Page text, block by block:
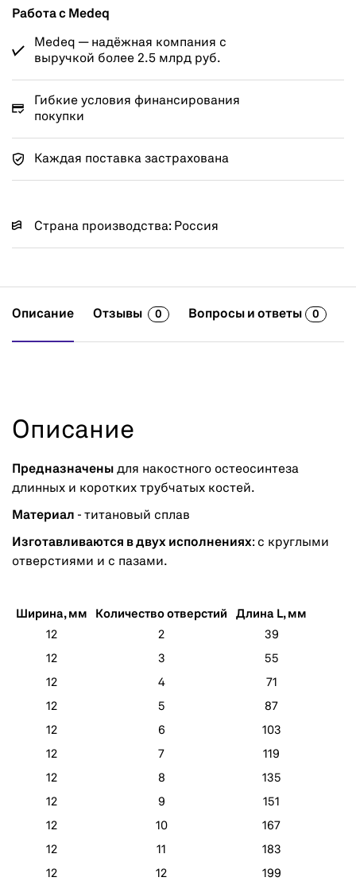
Работа с Medeq
Medeq — надёжная компания с
выручкой более 2.5 млрд руб.
Гибкие условия финансирования
покупки
Каждая поставка застрахована
Страна производства: Россия
Описание Отзывы 0 Вопросы и ответы 0
Описание
Предназначены для накостного остеосинтеза
длинных и коротких трубчатых костей.
Материал - титановый сплав
Изготавливаются в двух исполнениях: с круглыми
отверстиями и с пазами.
Ширина, мм Количество отверстий
Длина L, мм
12
2
39
12
3
55
12
4
71
12
5
87
12
6
103
12
7
119
12
8
135
12
9
151
12
10
167
12
11
183
12
12 199